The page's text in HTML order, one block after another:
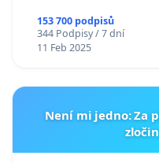
153 700 podpisů
344 Podpisy / 7 dní
11 Feb 2025
Není mi jedno: Za